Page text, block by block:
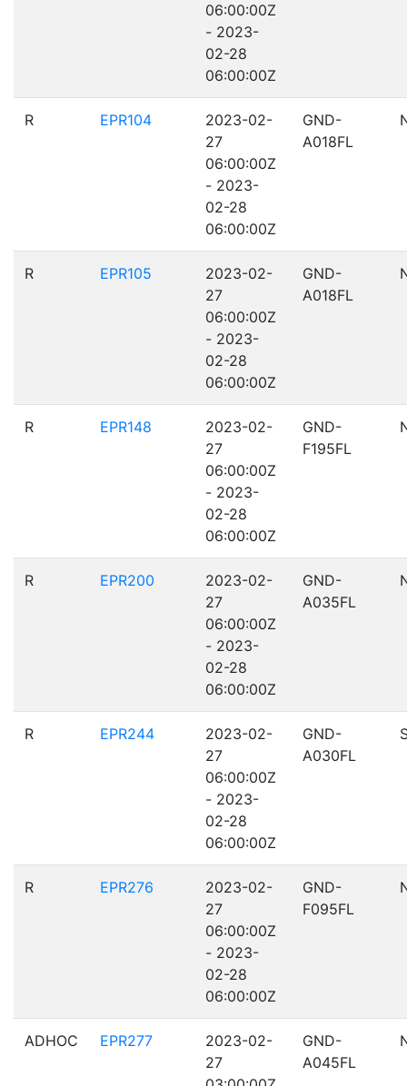
06:00:00Z
- 2023-
02-28
06:00:00Z
R EPR104
2023-02-
27
06:00:00Z
- 2023-
02-28
06:00:00Z
GND-
A018FL
R EPR105
2023-02-
27
06:00:00Z
- 2023-
02-28
06:00:00Z
GND-
A018FL
R EPR148
2023-02-
27
06:00:00Z
- 2023-
02-28
06:00:00Z
GND-
F195FL
R EPR200
2023-02-
27
06:00:00Z
- 2023-
02-28
06:00:00Z
GND-
A035FL
R EPR244
2023-02-
27
06:00:00Z
- 2023-
02-28
06:00:00Z
GND-
A030FL
R EPR276
2023-02-
27
06:00:00Z
- 2023-
02-28
06:00:00Z
GND-
F095FL
ADHOC EPR277
2023-02-
27
GND-
A045FL